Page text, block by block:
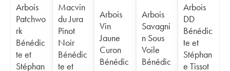
Arbois
Patchwo
rk
Bénédic
te et
Stéphan
Macvin
du Jura
Pinot
Noir
Bénédic
te et
Arbois
Vin
Jaune
Curon
Bénédic
Arbois
Savagni
n Sous
Voile
Bénédic
Arbois
DD
Bénédic
te et
Stéphan
e Tissot